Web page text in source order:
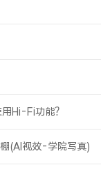
Hi-Fi功能？
(AI视效-学院写真)